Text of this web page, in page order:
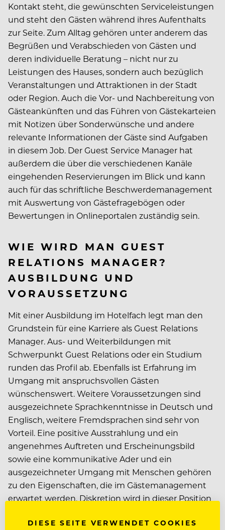
Kontakt steht, die gewünschten Serviceleistungen
und steht den Gästen während ihres Aufenthalts
zur Seite. Zum Alltag gehören unter anderem das
Begrüßen und Verabschieden von Gästen und
deren individuelle Beratung – nicht nur zu
Leistungen des Hauses, sondern auch bezüglich
Veranstaltungen und Attraktionen in der Stadt
oder Region. Auch die Vor- und Nachbereitung von
Gästeankünften und das Führen von Gästekarteien
mit Notizen über Sonderwünsche und andere
relevante Informationen der Gäste sind Aufgaben
in diesem Job. Der Guest Service Manager hat
außerdem die über die verschiedenen Kanäle
eingehenden Reservierungen im Blick und kann
auch für das schriftliche Beschwerdemanagement
mit Auswertung von Gästefragebögen oder
Bewertungen in Onlineportalen zuständig sein.
WIE WIRD MAN GUEST
RELATIONS MANAGER?
AUSBILDUNG UND
VORAUSSETZUNG
Mit einer Ausbildung im Hotelfach legt man den
Grundstein für eine Karriere als Guest Relations
Manager. Aus- und Weiterbildungen mit
Schwerpunkt Guest Relations oder ein Studium
runden das Profil ab. Ebenfalls ist Erfahrung im
Umgang mit anspruchsvollen Gästen
wünschenswert. Weitere Voraussetzungen sind
ausgezeichnete Sprachkenntnisse in Deutsch und
Englisch, weitere Fremdsprachen sind sehr von
Vorteil. Eine positive Ausstrahlung und ein
angenehmes Auftreten und Erscheinungsbild
sowie eine kommunikative Ader und ein
ausgezeichneter Umgang mit Menschen gehören
zu den Eigenschaften, die im Gästemanagement
erwartet werden. Diskretion wird in dieser Position
Wünsche von Gästen nicht in falsche Hände
DIESE SEITE VERWENDET COOKIES